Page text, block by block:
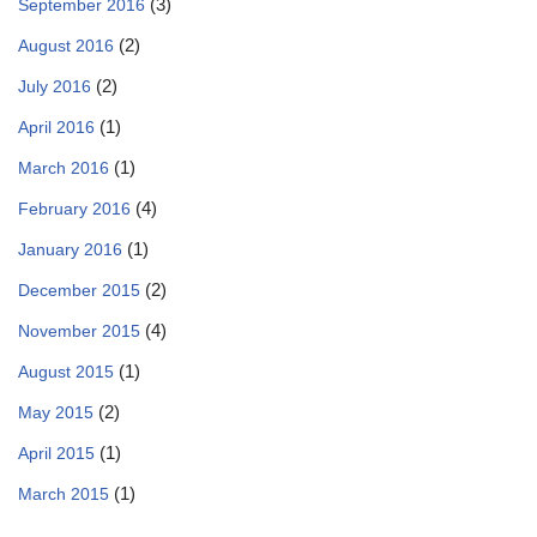
September 2016 (3)
August 2016 (2)
July 2016 (2)
April 2016 (1)
March 2016 (1)
February 2016 (4)
January 2016 (1)
December 2015 (2)
November 2015 (4)
August 2015 (1)
May 2015 (2)
April 2015 (1)
March 2015 (1)